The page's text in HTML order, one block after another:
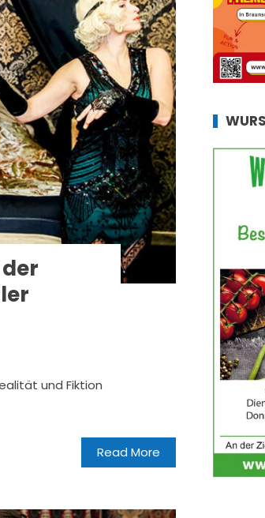
und Fiktion
Read More